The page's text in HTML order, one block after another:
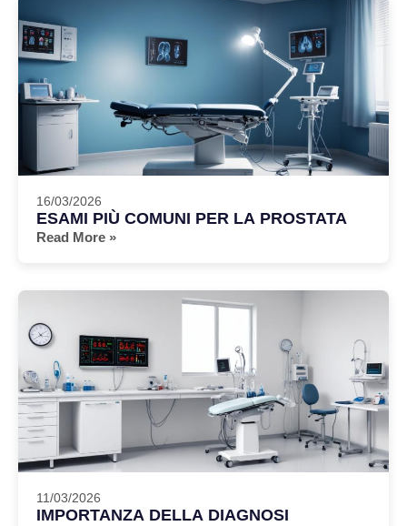
16/03/2026
ESAMI PIÙ COMUNI PER LA PROSTATA
Read More »
11/03/2026
IMPORTANZA DELLA DIAGNOSI